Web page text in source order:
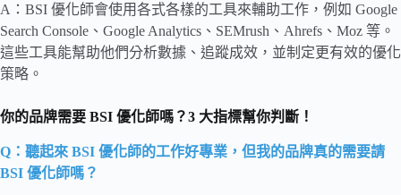
A：BSI 優化師會使用各式各樣的工具來輔助工作，例如 Google
Search Console、Google Analytics、SEMrush、Ahrefs、Moz 等。
這些工具能幫助他們分析數據、追蹤成效，並制定更有效的優化
策略。
你的品牌需要 BSI 優化師嗎？3 大指標幫你判斷！
Q：聽起來 BSI 優化師的工作好專業，但我的品牌真的需要請
BSI 優化師嗎？